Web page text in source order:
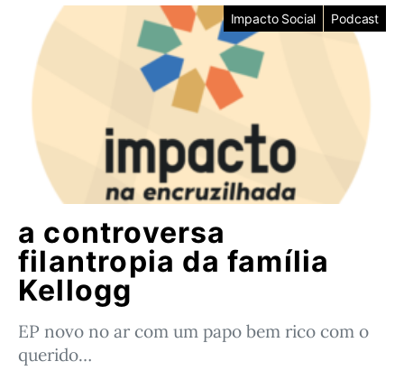
Impacto Social Podcast
a controversa
filantropia da família
Kellogg
EP novo no ar com um papo bem rico com o
querido…